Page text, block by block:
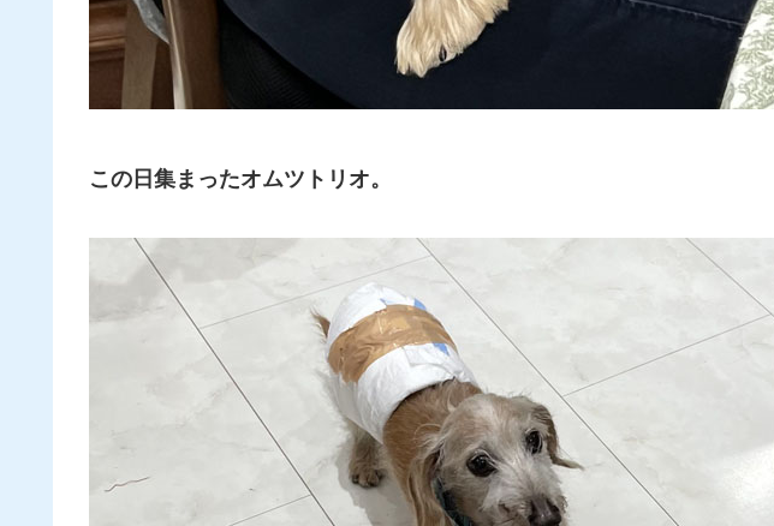
この日集まったオムツトリオ。